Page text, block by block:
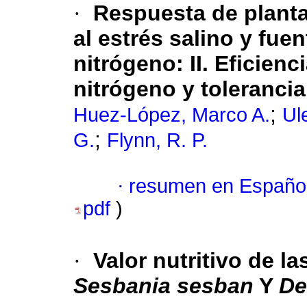
·
Respuesta de
al estrés salino y
nitrógeno: II.
nitrógeno y
Huez-López, Marco A.;
G.; Flynn, R. P.
· resumen en
pdf )
· Valor nutritivo de
Sesbania sesban Y